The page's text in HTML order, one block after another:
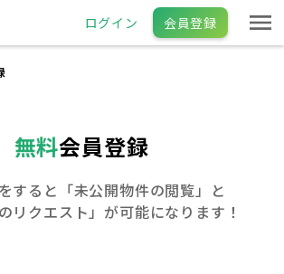
ログイン 会員登録
無料会員登録
すると「未公開物件の閲覧」と
リクエスト」が可能になります！